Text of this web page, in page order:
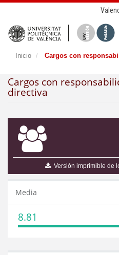
Inicio Cargos con
Cargos con
directiva
Versión imprimible de
Media
8.81